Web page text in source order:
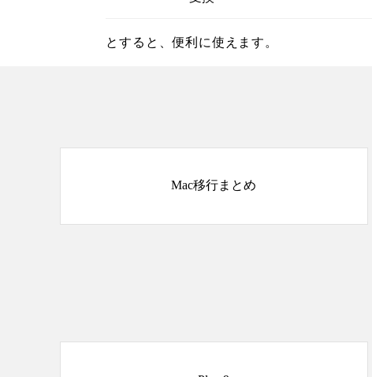
とすると、便利に使えます。
Mac移行まとめ